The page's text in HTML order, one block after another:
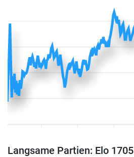
Langsame Partien: Elo 1705